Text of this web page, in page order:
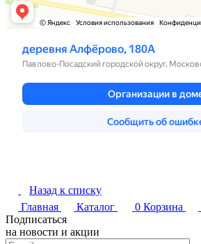
Назад к списку
Главная
Каталог 0 Корзина
Подписаться
на новости и акции